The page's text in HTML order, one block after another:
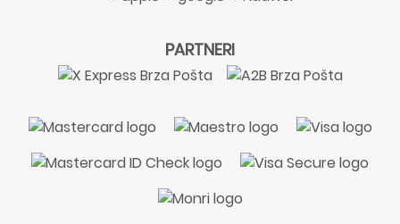
PARTNERI